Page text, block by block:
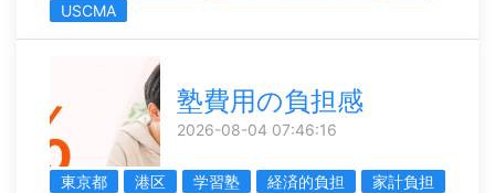
USCMA
塾費用の負担感
2026-08-04 07:46:16
東京都 港区 学習塾 経済的負担 家計負担